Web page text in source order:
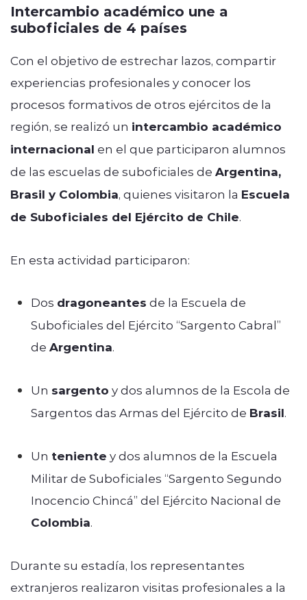
Intercambio académico une a
suboficiales de 4 países
Con el objetivo de estrechar lazos, compartir
experiencias profesionales y conocer los
procesos formativos de otros ejércitos de la
región, se realizó un intercambio académico
internacional en el que participaron alumnos
de las escuelas de suboficiales de Argentina,
Brasil y Colombia, quienes visitaron la Escuela
de Suboficiales del Ejército de Chile.
En esta actividad participaron:
Dos dragoneantes de la Escuela de
Suboficiales del Ejército “Sargento Cabral”
de Argentina.
Un sargento y dos alumnos de la Escola de
Sargentos das Armas del Ejército de Brasil.
Un teniente y dos alumnos de la Escuela
Militar de Suboficiales “Sargento Segundo
Inocencio Chincá” del Ejército Nacional de
Colombia.
Durante su estadía, los representantes
extranjeros realizaron visitas profesionales a la